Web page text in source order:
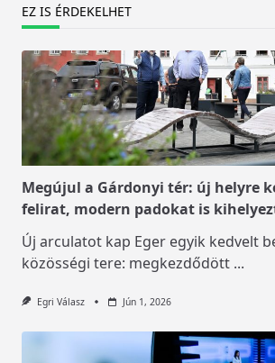
EZ IS ÉRDEKELHET
Megújul a Gárdonyi tér: új helyre
felirat, modern padokat is
Új arculatot kap Eger egyik kedvelt
közösségi tere: megkezdődött ...
Egri Válasz Jún 1, 2026